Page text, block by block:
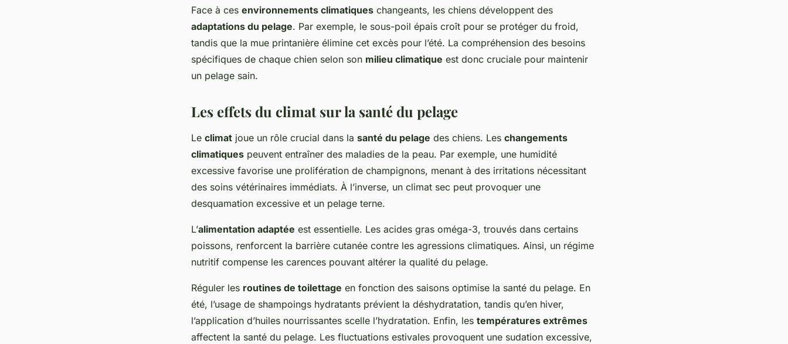
Face à ces environnements climatiques changeants, les chiens développent des
adaptations du pelage. Par exemple, le sous-poil épais croît pour se protéger du froid,
tandis que la mue printanière élimine cet excès pour l’été. La compréhension des besoins
spécifiques de chaque chien selon son milieu climatique est donc cruciale pour maintenir
un pelage sain.
Les effets du climat sur la santé du pelage
Le climat joue un rôle crucial dans la santé du pelage des chiens. Les changements
climatiques peuvent entraîner des maladies de la peau. Par exemple, une humidité
excessive favorise une prolifération de champignons, menant à des irritations nécessitant
des soins vétérinaires immédiats. À l’inverse, un climat sec peut provoquer une
desquamation excessive et un pelage terne.
L’alimentation adaptée est essentielle. Les acides gras oméga-3, trouvés dans certains
poissons, renforcent la barrière cutanée contre les agressions climatiques. Ainsi, un régime
nutritif compense les carences pouvant altérer la qualité du pelage.
Réguler les routines de toilettage en fonction des saisons optimise la santé du pelage. En
été, l’usage de shampoings hydratants prévient la déshydratation, tandis qu’en hiver,
l’application d’huiles nourrissantes scelle l’hydratation. Enfin, les températures extrêmes
affectent la santé du pelage. Les fluctuations estivales provoquent une sudation excessive,